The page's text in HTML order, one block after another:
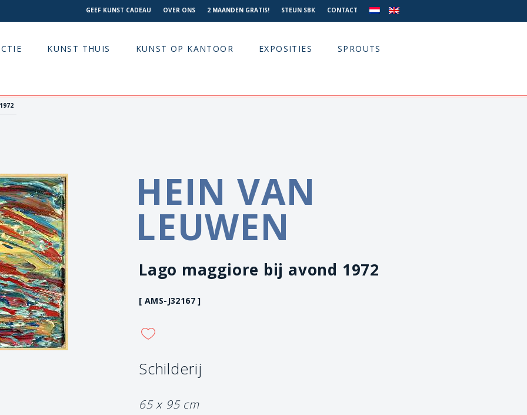
GEEF KUNST CADEAU OVER ONS 2 MAANDEN GRATIS! STEUN SBK CONTACT
KUNST THUIS KUNST OP KANTOOR EXPOSITIES SPROUTS
HEIN VAN
LEUWEN
Lago maggiore bij avond 1972
[ AMS-J32167 ]
Schilderij
65 x 95 cm